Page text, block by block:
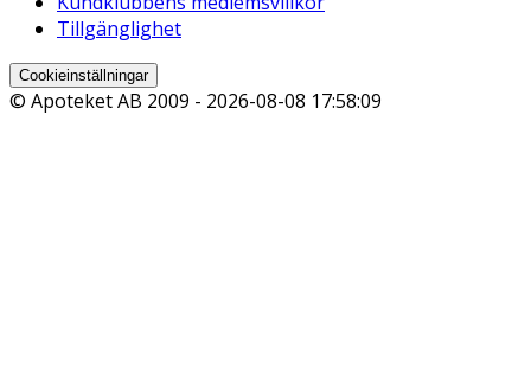
Tillgänglighet
Cookieinställningar
© Apoteket AB 2009 - 2026-08-08 17:58:09